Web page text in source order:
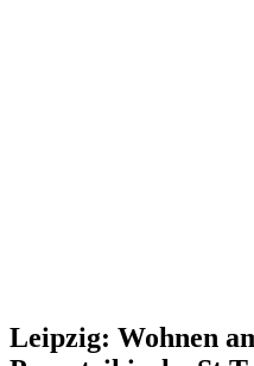
Leipzig: Wohnen